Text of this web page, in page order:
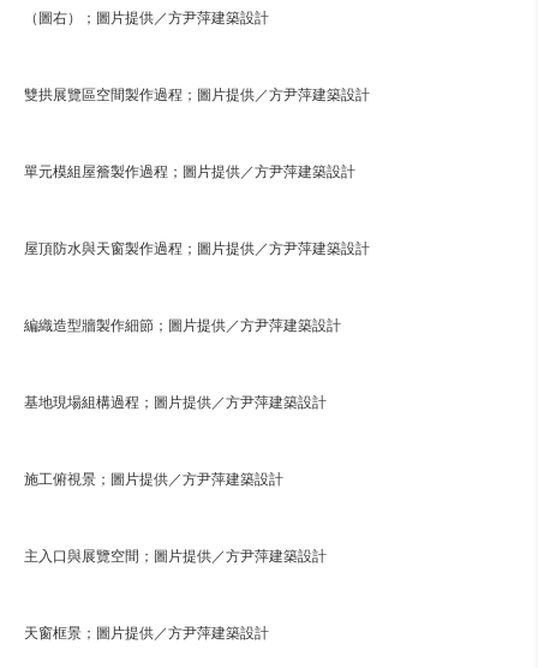
（圖右）；圖片提供／方尹萍建築設計
雙拱展覽區空間製作過程；圖片提供／方尹萍建築設計
單元模組屋簷製作過程；圖片提供／方尹萍建築設計
屋頂防水與天窗製作過程；圖片提供／方尹萍建築設計
編織造型牆製作細節；圖片提供／方尹萍建築設計
基地現場組構過程；圖片提供／方尹萍建築設計
施工俯視景；圖片提供／方尹萍建築設計
主入口與展覽空間；圖片提供／方尹萍建築設計
天窗框景；圖片提供／方尹萍建築設計